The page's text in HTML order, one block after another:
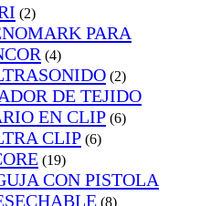
(2)
PARA
(4)
(2)
DE TEJIDO
EN CLIP (6)
CLIP (6)
(19)
CON PISTOLA
(8)